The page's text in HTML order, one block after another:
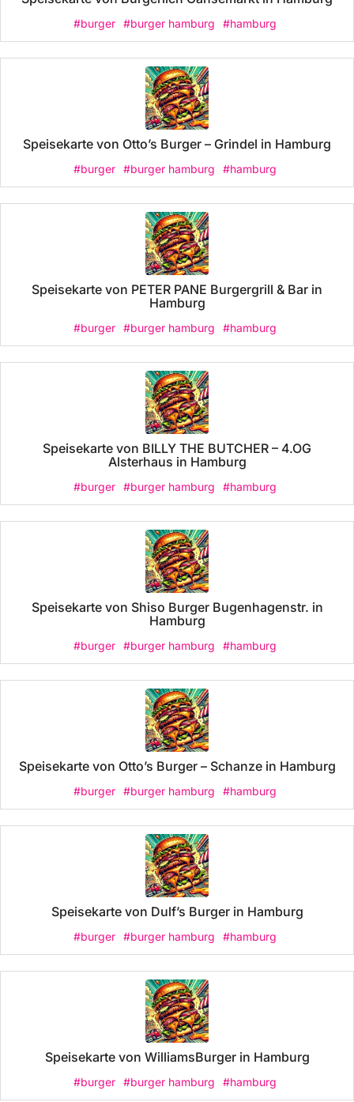
#burger #burger hamburg #hamburg
Speisekarte von Otto’s Burger – Grindel in Hamburg
#burger #burger hamburg #hamburg
Speisekarte von PETER PANE Burgergrill & Bar in
Hamburg
#burger #burger hamburg #hamburg
Speisekarte von BILLY THE BUTCHER – 4.OG
Alsterhaus in Hamburg
#burger #burger hamburg #hamburg
Speisekarte von Shiso Burger Bugenhagenstr. in
Hamburg
#burger #burger hamburg #hamburg
Speisekarte von Otto’s Burger – Schanze in Hamburg
#burger #burger hamburg #hamburg
Speisekarte von Dulf’s Burger in Hamburg
#burger #burger hamburg #hamburg
Speisekarte von WilliamsBurger in Hamburg
#burger #burger hamburg #hamburg